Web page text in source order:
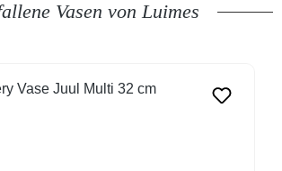
Vasen von Luimes